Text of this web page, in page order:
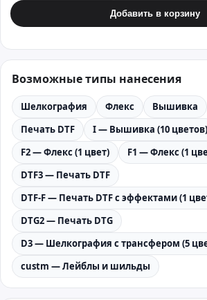
Добавить в корзину
Возможные типы нанесения
Шелкография Флекс Вышивка
Печать DTF
I — Вышивка (10 цветов)
F2 — Флекс (1 цвет)
F1 — Флекс (1
DTF3 — Печать DTF
DTF-F — Печать DTF с эффектами (1
DTG2 — Печать DTG
D3 — Шелкография с трансфером (5
custm — Лейблы и шильды